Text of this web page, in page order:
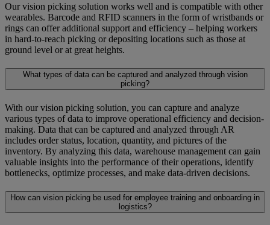
Our vision picking solution works well and is compatible with other
wearables. Barcode and RFID scanners in the form of wristbands or
rings can offer additional support and efficiency – helping workers
in hard-to-reach picking or depositing locations such as those at
ground level or at great heights.
What types of data can be captured and analyzed through vision
picking?
With our vision picking solution, you can capture and analyze
various types of data to improve operational efficiency and decision-
making. Data that can be captured and analyzed through AR
includes order status, location, quantity, and pictures of the
inventory. By analyzing this data, warehouse management can gain
valuable insights into the performance of their operations, identify
bottlenecks, optimize processes, and make data-driven decisions.
How can vision picking be used for employee training and onboarding in
logistics?